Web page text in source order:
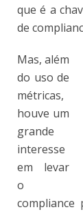
que é a
de
Mas, além
do uso de
métricas,
houve um
grande
interesse
em levar
o
compliance